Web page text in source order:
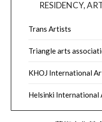
RESIDENCY,
Trans Artists
Triangle arts
KHOJ International
Helsinki